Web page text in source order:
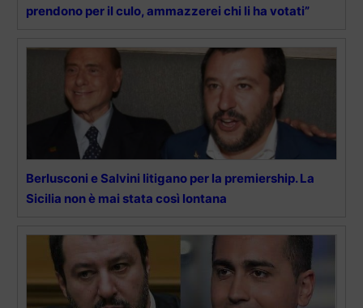
prendono per il culo, ammazzerei chi li ha votati”
Berlusconi e Salvini litigano per la premiership. La
Sicilia non è mai stata così lontana